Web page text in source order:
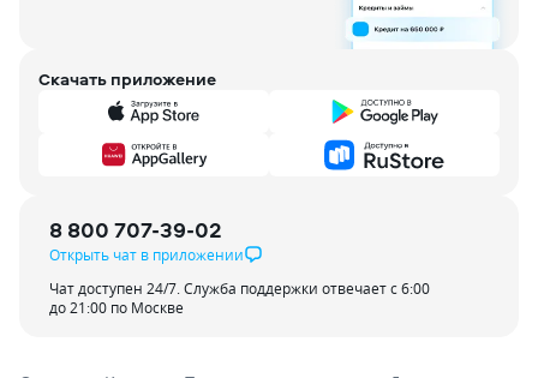
Скачать приложение
8 800 707-39-02
Открыть чат в приложении
Чат доступен 24/7. Служба поддержки отвечает с 6:00
до 21:00 по Москве